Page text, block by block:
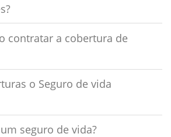
contratar a cobertura de
o Seguro de vida
seguro de vida?